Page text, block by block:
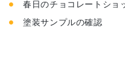
春日のチョコレートショ
塗装サンプルの確認